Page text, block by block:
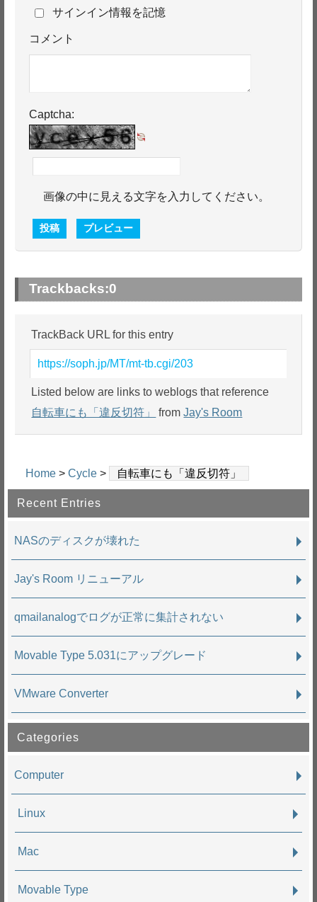
サインイン情報を記憶
コメント
Captcha:
画像の中に見える文字を入力してください。
Trackbacks:0
TrackBack URL for this entry
https://soph.jp/MT/mt-tb.cgi/203
Listed below are links to weblogs that reference
自転車にも「違反切符」
fromJay's Room
Home >Cycle > 自転車にも「違反切符」
Recent Entries
NASのディスクが壊れた
Jay's Room リニューアル
qmailanalogでログが正常に集計されない
Movable Type 5.031にアップグレード
VMware Converter
Categories
Computer
Linux
Mac
Movable Type